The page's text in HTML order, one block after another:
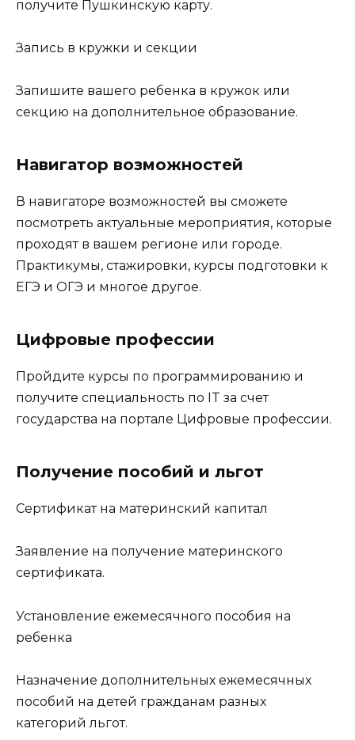
получите Пушкинскую карту.
Запись в кружки и секции
Запишите вашего ребенка в кружок или
секцию на дополнительное образование.
Навигатор возможностей
В навигаторе возможностей вы сможете
посмотреть актуальные мероприятия, которые
проходят в вашем регионе или городе.
Практикумы, стажировки, курсы подготовки к
ЕГЭ и ОГЭ и многое другое.
Цифровые профессии
Пройдите курсы по программированию и
получите специальность по IT за счет
государства на портале Цифровые профессии.
Получение пособий и льгот
Сертификат на материнский капитал
Заявление на получение материнского
сертификата.
Установление ежемесячного пособия на
ребенка
Назначение дополнительных ежемесячных
пособий на детей гражданам разных
категорий льгот.